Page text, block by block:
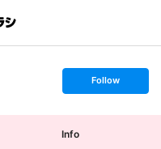
s
t
o
Follow
Info